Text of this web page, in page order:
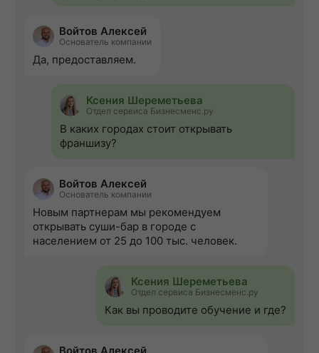
Войтов Алексей
Основатель компании
Да, предоставляем.
Ксения Шереметьева
Отдел сервиса Бизнесменс.ру
В каких городах стоит открывать
франшизу?
Войтов Алексей
Основатель компании
Новым партнерам мы рекомендуем
открывать суши-бар в городе с
населением от 25 до 100 тыс. человек.
Ксения Шереметьева
Отдел сервиса Бизнесменс.ру
Как вы проводите обучение и где?